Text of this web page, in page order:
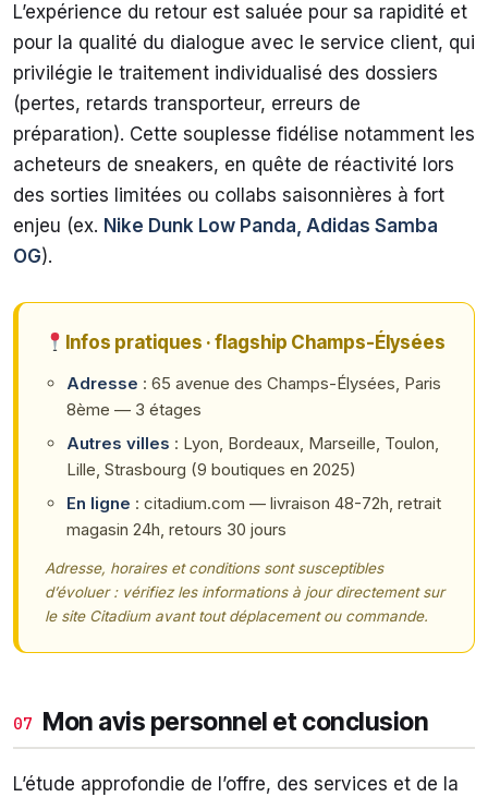
L’expérience du retour est saluée pour sa rapidité et
pour la qualité du dialogue avec le service client, qui
privilégie le traitement individualisé des dossiers
(pertes, retards transporteur, erreurs de
préparation). Cette souplesse fidélise notamment les
acheteurs de sneakers, en quête de réactivité lors
des sorties limitées ou collabs saisonnières à fort
enjeu (ex. Nike Dunk Low Panda, Adidas Samba
OG).
Infos pratiques · flagship Champs-Élysées
Adresse : 65 avenue des Champs-Élysées, Paris
8ème — 3 étages
Autres villes : Lyon, Bordeaux, Marseille, Toulon,
Lille, Strasbourg (9 boutiques en 2025)
En ligne : citadium.com — livraison 48-72h, retrait
magasin 24h, retours 30 jours
Adresse, horaires et conditions sont susceptibles
d’évoluer : vérifiez les informations à jour directement sur
le site Citadium avant tout déplacement ou commande.
07 Mon avis personnel et conclusion
L’étude approfondie de l’offre, des services et de la